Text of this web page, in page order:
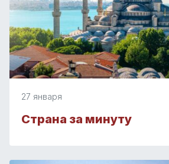
27 января
Страна за минуту